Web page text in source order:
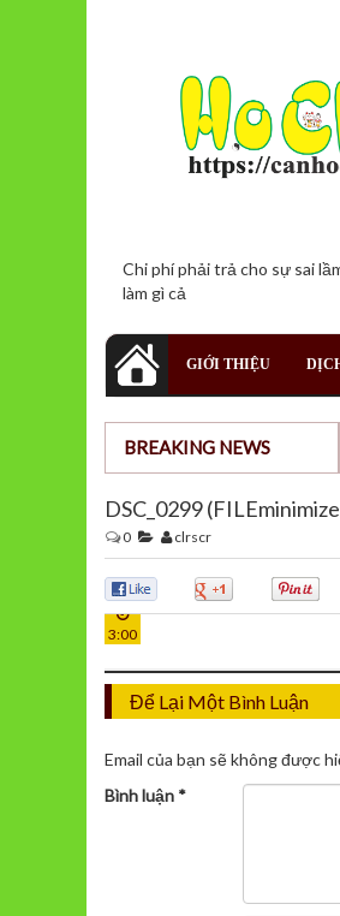
Chi phí phải trả cho sự sai
làm gì cả
GIỚI THIỆU
BREAKING NEWS
DSC_0299
0
clrscr
26
TH12
3:00
Để Lại Một Bình Luận
Email của bạn sẽ không được
Bình luận *